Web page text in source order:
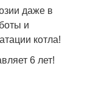
даже в
и
котла!
6 лет!